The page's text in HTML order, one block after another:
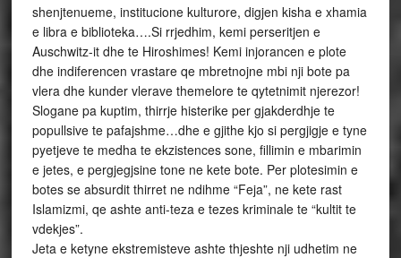
shenjtenueme, institucione kulturore, digjen kisha e xhamia
e libra e biblioteka….Si rrjedhim, kemi perseritjen e
Auschwitz-it dhe te Hiroshimes! Kemi injorancen e plote
dhe indiferencen vrastare qe mbretnojne mbi nji bote pa
vlera dhe kunder vlerave themelore te qytetnimit njerezor!
Slogane pa kuptim, thirrje histerike per gjakderdhje te
popullsive te pafajshme…dhe e gjithe kjo si pergjigje e tyne
pyetjeve te medha te ekzistences sone, fillimin e mbarimin
e jetes, e pergjegjsine tone ne kete bote. Per plotesimin e
botes se absurdit thirret ne ndihme “Feja”, ne kete rast
Islamizmi, qe ashte anti-teza e tezes kriminale te “kultit te
vdekjes”.
Jeta e ketyne ekstremisteve ashte thjeshte nji udhetim ne